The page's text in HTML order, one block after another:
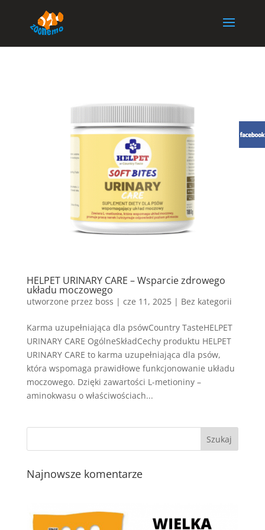
HELPET URINARY CARE – Wsparcie zdrowego
układu moczowego
utworzone przez boss | cze 11, 2025| Bez kategorii
Karma uzupełniająca dla psówCountry TasteHELPET
URINARY CARE OgólneSkładCechy produktu HELPET
URINARY CARE to karma uzupełniająca dla psów,
która wspomaga prawidłowe funkcjonowanie układu
moczowego. Dzięki zawartości L-metioniny –
aminokwasu o właściwościach...
Najnowsze komentarze